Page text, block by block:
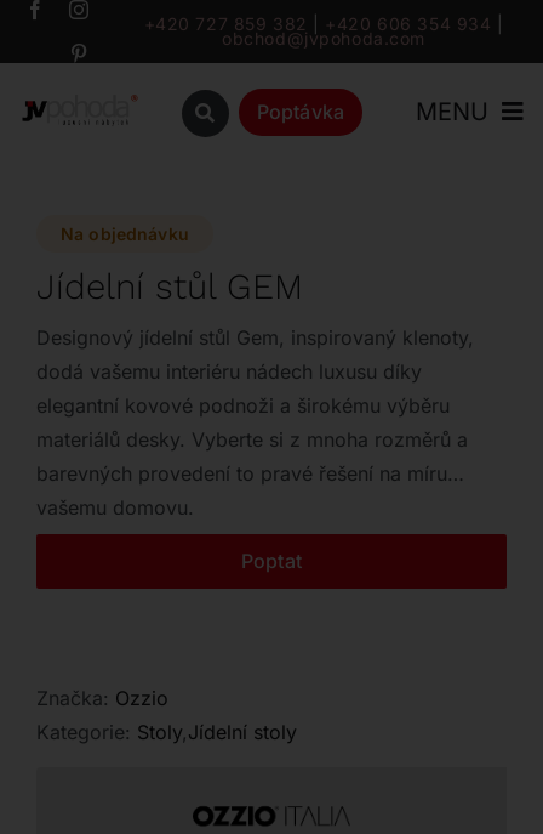
Přeskočit
+420 727 859 382 +420 606 354 934
obchod@jvpohoda.com
Poptávka MENU
Katalog
Značky
Outlet
Kontakt
Na objednávku
Jídelní stůl GEM
Designový jídelní stůl Gem, inspirovaný klenoty,
dodá vašemu interiéru nádech luxusu díky
elegantní kovové podnoži a širokému výběru
materiálů desky. Vyberte si z mnoha rozměrů a
barevných provedení to pravé řešení na míru
vašemu domovu.
Poptat
Značka: Ozzio
Kategorie: Stoly,Jídelní stoly